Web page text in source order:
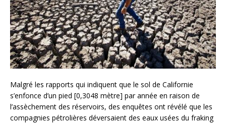
Malgré les rapports qui indiquent que le sol de Californie
s’enfonce d’un pied [0,3048 mètre] par année en raison de
l’assèchement des réservoirs, des enquêtes ont révélé que les
compagnies pétrolières déversaient des eaux usées du fraking